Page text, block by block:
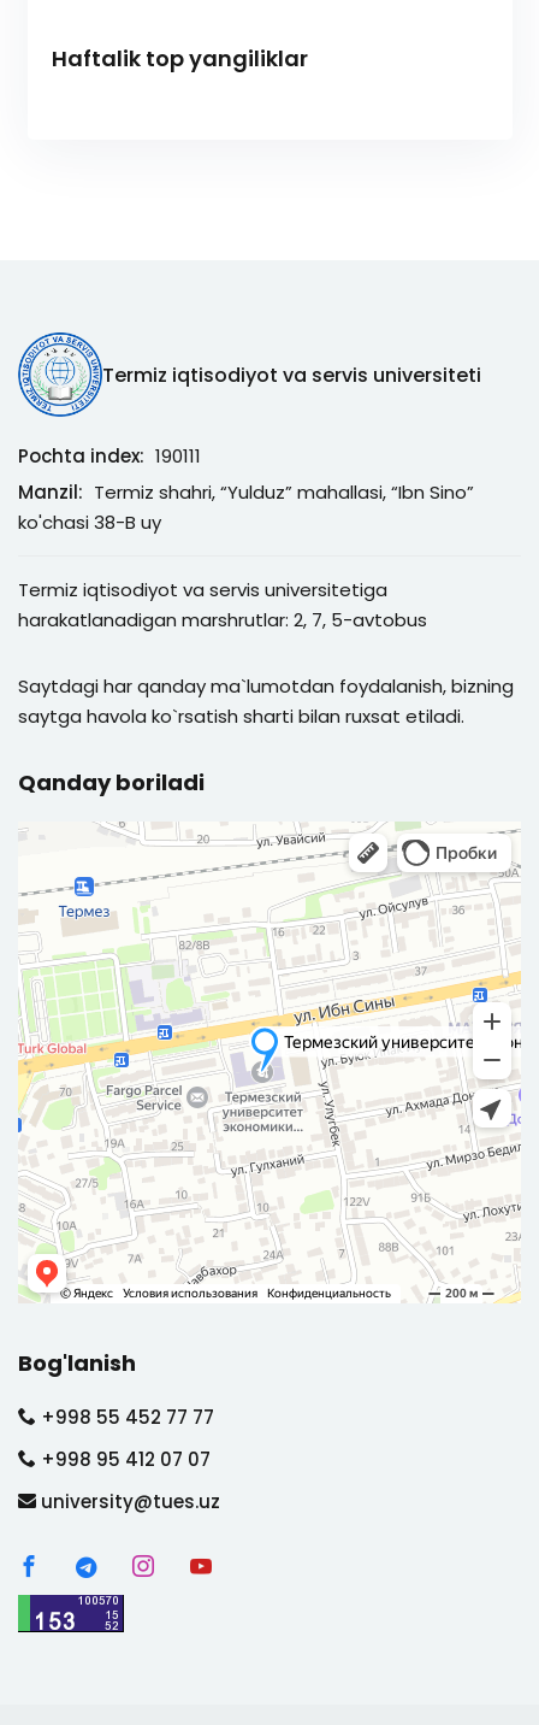
Haftalik top yangiliklar
Termiz iqtisodiyot va servis universiteti
Pochta index: 190111
Manzil: Termiz shahri, “Yulduz” mahallasi, “Ibn Sino”
ko'chasi 38-B uy
Termiz iqtisodiyot va servis universitetiga
harakatlanadigan marshrutlar: 2, 7, 5-avtobus
Saytdagi har qanday ma`lumotdan foydalanish, bizning
saytga havola ko`rsatish sharti bilan ruxsat etiladi.
Qanday boriladi
Bog'lanish
+998 55 452 77 77
+998 95 412 07 07
university@tues.uz